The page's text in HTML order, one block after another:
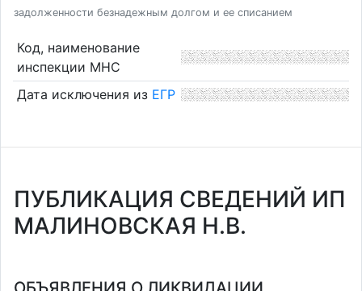
задолженности безнадежным долгом и ее списанием
Код, наименование
инспекции МНС
Дата исключения из ЕГР
ПУБЛИКАЦИЯ СВЕДЕНИЙ ИП
МАЛИНОВСКАЯ Н.В.